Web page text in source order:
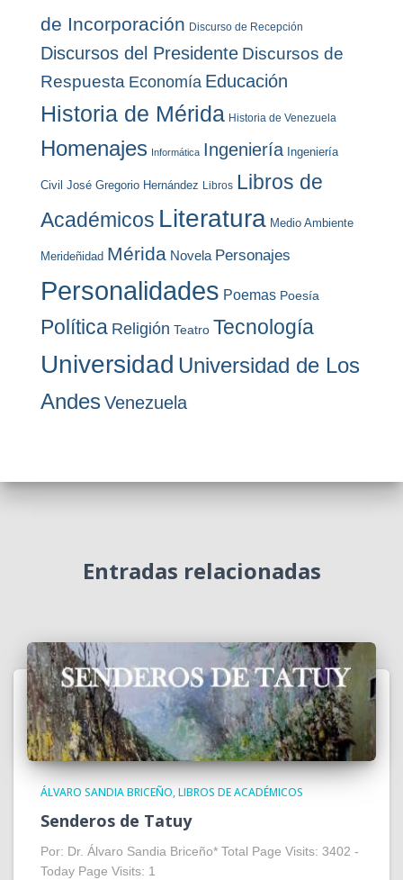
de Incorporación Discurso de Recepción
Discursos del Presidente Discursos de
Respuesta Economía Educación
Historia de Mérida Historia de Venezuela
Homenajes Informática Ingeniería Ingeniería
Civil José Gregorio Hernández Libros Libros de
Académicos Literatura Medio Ambiente
Merideñidad Mérida Novela Personajes
Personalidades Poemas Poesía
Política Religión Teatro Tecnología
Universidad Universidad de Los
AndesVenezuela
Entradas relacionadas
ÁLVARO SANDIA BRICEÑO LIBROS DE ACADÉMICOS
Senderos de Tatuy
Por: Dr. Álvaro Sandia Briceño* Total Page Visits: 3402 -
Today Page Visits: 1